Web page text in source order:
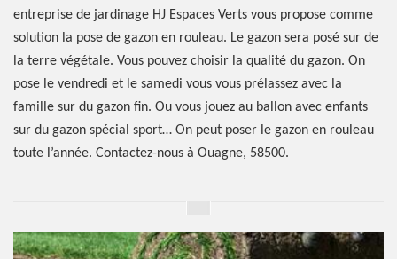
entreprise de jardinage HJ Espaces Verts vous propose comme
solution la pose de gazon en rouleau. Le gazon sera posé sur de
la terre végétale. Vous pouvez choisir la qualité du gazon. On
pose le vendredi et le samedi vous vous prélassez avec la
famille sur du gazon fin. Ou vous jouez au ballon avec enfants
sur du gazon spécial sport… On peut poser le gazon en rouleau
toute l’année. Contactez-nous à Ouagne, 58500.